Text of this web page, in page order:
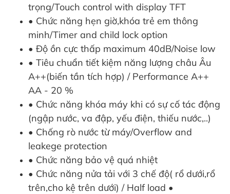
trọng/Touch control with display TFT
• Chức năng hẹn giờ,khóa trẻ em thông
minh/Timer and child lock option
• Độ ồn cực thấp maximum 40dB/Noise low
• Tiêu chuẩn tiết kiệm năng lượng châu Âu
A++(biến tần tích hợp) / Performance A++
AA - 20 %
• Chức năng khóa máy khi có sự cố tác động
(ngập nước, va đập, yếu điện, thiếu nước,..)
• Chống rò nước từ máy/Overflow and
leakege protection
• Chức năng bảo vệ quá nhiệt
• Chức năng nửa tải với 3 chế độ( rổ dưới,rổ
trên,cho kệ trên dưới) / Half load •